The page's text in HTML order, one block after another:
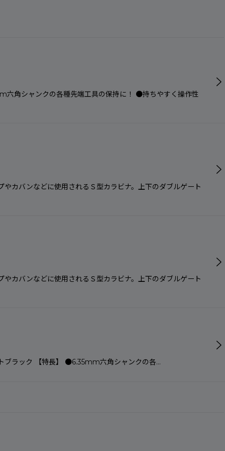
角シャンクの各種先端工具の保持に！ ●持ちやすく操作性
カバンなどに使用されるＳ型カラビナ。上下のダブルゲート
カバンなどに使用されるＳ型カラビナ。上下のダブルゲート
ブラック 【特長】 ●6.35mm六角シャンクの各…